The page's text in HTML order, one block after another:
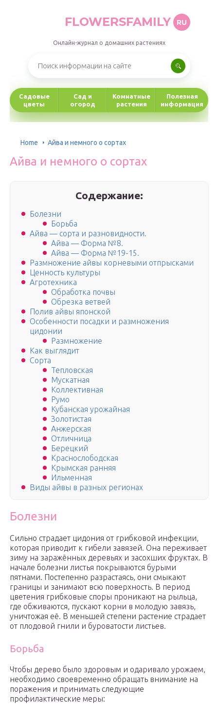
FLOWERSFAMILY RU
Онлайн-журнал о домашних растениях
Садовые
цветы
Сад и
огород
Комнатные
растения
Полезная
информация
Home Айва и немного о сортах
Айва и немного о сортах
Содержание:
Болезни
Борьба
Айва — сорта и разновидности.
Айва — Форма №8.
Айва — Форма №19-15.
Размножение айвы корневыми отпрысками
Ценность культуры
Агротехника
Обработка почвы
Обрезка ветвей
Полив айвы японской
Особенности посадки и размножения
цидонии
Размножение
Как выглядит
Сорта
Тепловская
Мускатная
Коллективная
Румо
Кубанская урожайная
Золотистая
Анжерская
Отличница
Берецкий
Краснослободская
Крымская ранняя
Ильменная
Виды айвы в разных регионах
Болезни
Сильно страдает цидония от грибковой инфекции,
которая приводит к гибели завязей. Она переживает
зиму на заражённых деревьях и засохших фруктах. В
начале болезни листья покрываются бурыми
пятнами. Постепенно разрастаясь, они смыкают
границы и занимают всю поверхность. В период
цветения грибковые споры проникают на рыльца,
где обживаются, пускают корни в молодую завязь,
уничтожая её. В меньшей степени растение страдает
от плодовой гнили и буроватости листьев.
Борьба
Чтобы дерево было здоровым и одаривало урожаем,
необходимо своевременно обращать внимание на
поражения и принимать следующие
профилактические меры: